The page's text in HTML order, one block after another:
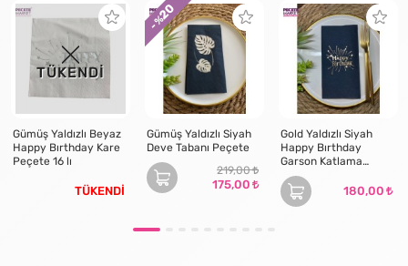
TÜKENDİ
Gümüş Yaldızlı Beyaz
Happy Bırthday Kare
Peçete 16 lı
TÜKENDİ
Gümüş Yaldızlı Siyah
Deve Tabanı Peçete
219,00
175,00
- %
20
Gold Yaldızlı Siyah
Happy Bırthday
Garson Katlama
Peçete 16 lı
180,00